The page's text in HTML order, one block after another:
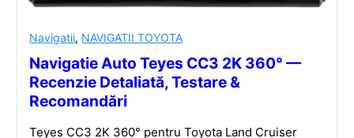
Navigatii, NAVIGATII TOYOTA
Navigatie Auto Teyes CC3 2K 360° —
Recenzie Detaliată, Testare &
Recomandări
Teyes CC3 2K 360° pentru Toyota Land Cruiser